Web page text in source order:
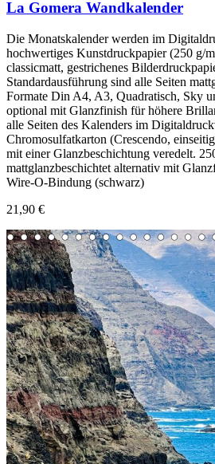
La Gomera Wandkalender
Die Monatskalender werden im
hochwertiges Kunstdruckpapier (250 g/
classicmatt, gestrichenes
Standardausführung sind alle Seiten
Formate Din A4, A3, Quadratisch, Sky
optional mit Glanzfinish für höhere
alle Seiten des Kalenders im
Chromosulfatkarton (Crescendo,
mit einer Glanzbeschichtung veredelt.
mattglanzbeschichtet alternativ mit
Wire-O-Bindung (schwarz)
21,90 €